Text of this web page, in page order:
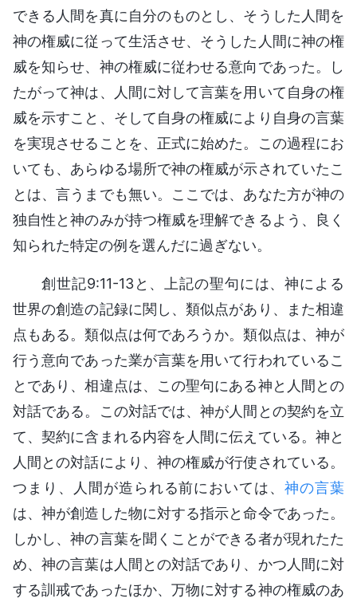
できる人間を真に自分のものとし、そうした人間を
神の権威に従って生活させ、そうした人間に神の権
威を知らせ、神の権威に従わせる意向であった。し
たがって神は、人間に対して言葉を用いて自身の権
威を示すこと、そして自身の権威により自身の言葉
を実現させることを、正式に始めた。この過程にお
いても、あらゆる場所で神の権威が示されていたこ
とは、言うまでも無い。ここでは、あなた方が神の
独自性と神のみが持つ権威を理解できるよう、良く
知られた特定の例を選んだに過ぎない。
創世記9:11-13と、上記の聖句には、神による
世界の創造の記録に関し、類似点があり、また相違
点もある。類似点は何であろうか。類似点は、神が
行う意向であった業が言葉を用いて行われているこ
とであり、相違点は、この聖句にある神と人間との
対話である。この対話では、神が人間との契約を立
て、契約に含まれる内容を人間に伝えている。神と
人間との対話により、神の権威が行使されている。
つまり、人間が造られる前においては、神の言葉
は、神が創造した物に対する指示と命令であった。
しかし、神の言葉を聞くことができる者が現れたた
め、神の言葉は人間との対話であり、かつ人間に対
する訓戒であったほか、万物に対する神の権威のあ